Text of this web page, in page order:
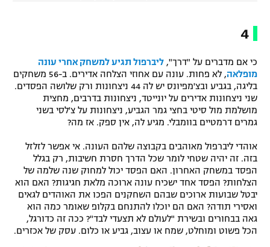
4
כי אם מדברים על "דרך", ליברפול תגיע למשחק אחרי עונה
מופלאה
, לא פחות. עונה עם אחוזי הצלחה אדירים. ב-56 משחקים
בליגה, בגביע ובצ'מפיונס יש לה 44 ניצחונות ורק שלושה הפסדים.
שני ניצחונות אדירים על יונייטד, ניצחונות בדרבים, מחצית
מושלמת מול סיטי בחצי גמר הגביע, ניצחונות על צ'לסי בשני
גמרים דרמטיים בוומבלי. מגיע לה, אין ספק. אז מה?
אוהדי ליברפול מאוהבים בקבוצה שלהם העונה. אי אפשר לזלזל
בזה. זה יהיה שטחי לומר שכל הדרך חסרת חשיבות, רק בגלל
הפסד במשחק האחרון. האם הפסד יכול למחוק שנה שלמה של
הצלחות? הפסד אחד ישכיח עונה ארוכה מלאת חגיגות? האם הוא
יבטל שבועות ארוכים שבהם השחקנים הפכו את האוהדים לגאים
ואסירי תודה? האם הם יוכלו להתנחם בקלופ שאומר כמה הוא
גאה בבחורים ובשירת "לעולם לא תצעדי לבד"? ככה זה כדורגל,
הכל פשוט ומוחלט, שמח או עצוב, גביע או כלום. עסק של אכזרים.